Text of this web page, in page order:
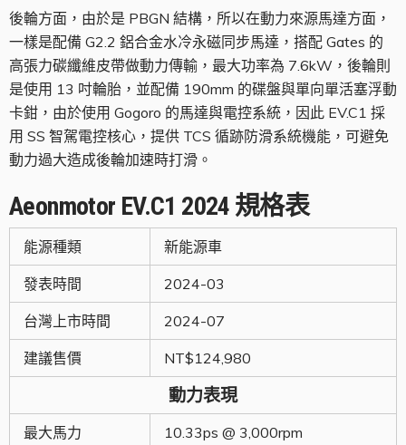
後輪方面，由於是 PBGN 結構，所以在動力來源馬達方面，
一樣是配備 G2.2 鋁合金水冷永磁同步馬達，搭配 Gates 的
高張力碳纖維皮帶做動力傳輸，最大功率為 7.6kW，後輪則
是使用 13 吋輪胎，並配備 190mm 的碟盤與單向單活塞浮動
卡鉗，由於使用 Gogoro 的馬達與電控系統，因此 EV.C1 採
用 SS 智駕電控核心，提供 TCS 循跡防滑系統機能，可避免
動力過大造成後輪加速時打滑。
Aeonmotor EV.C1 2024 規格表
能源種類 新能源車
發表時間 2024-03
台灣上市時間 2024-07
建議售價 NT$124,980
動力表現
最大馬力 10.33ps @ 3,000rpm